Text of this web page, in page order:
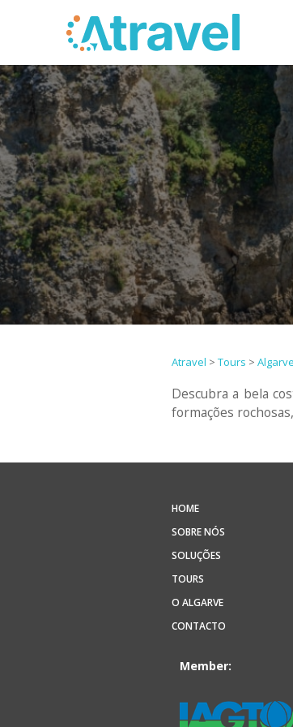
Atravel > Tours >
Descubra a bela
formações
HOME
SOBRE NÓS
SOLUÇÕES
TOURS
O ALGARVE
CONTACTO
Member: